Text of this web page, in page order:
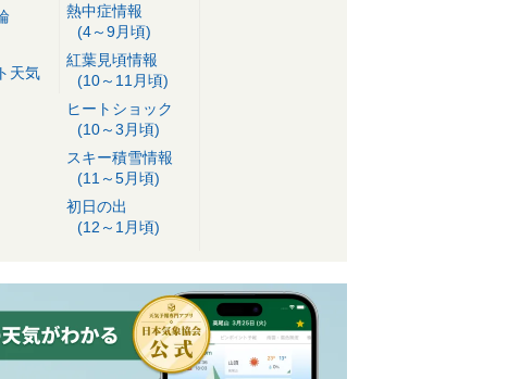
天気
熱中症情報
(4～9月頃)
紅葉見頃情報
(10～11月頃)
ヒートショック
(10～3月頃)
スキー積雪情報
(11～5月頃)
初日の出
(12～1月頃)